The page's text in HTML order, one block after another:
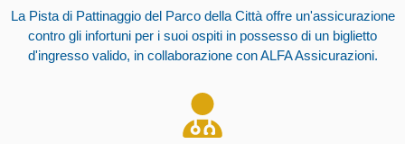
La Pista di Pattinaggio del Parco della Città offre un'assicurazione
contro gli infortuni per i suoi ospiti in possesso di un biglietto
d'ingresso valido, in collaborazione con ALFA Assicurazioni.